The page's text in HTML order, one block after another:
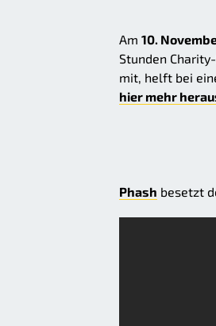
Am 10.
Stunden
mit, helft bei
hier mehr
Phash besetzt